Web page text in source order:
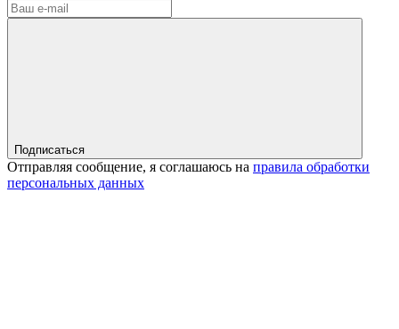
Подписаться
Отправляя сообщение, я соглашаюсь на правила обработки
персональных данных